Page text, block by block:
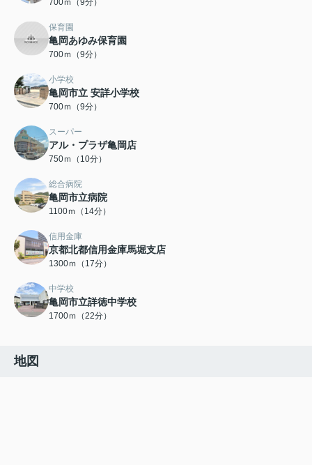
700ｍ（9分）
保育園
亀岡あゆみ保育園
700ｍ（9分）
小学校
亀岡市立 安詳小学校
700ｍ（9分）
スーパー
アル・プラザ亀岡店
750ｍ（10分）
総合病院
亀岡市立病院
1100ｍ（14分）
信用金庫
京都北都信用金庫馬堀支店
1300ｍ（17分）
中学校
亀岡市立詳徳中学校
1700ｍ（22分）
地図